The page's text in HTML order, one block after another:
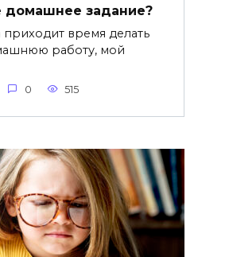
домашнее задание?
время делать
работу, мой
0 515